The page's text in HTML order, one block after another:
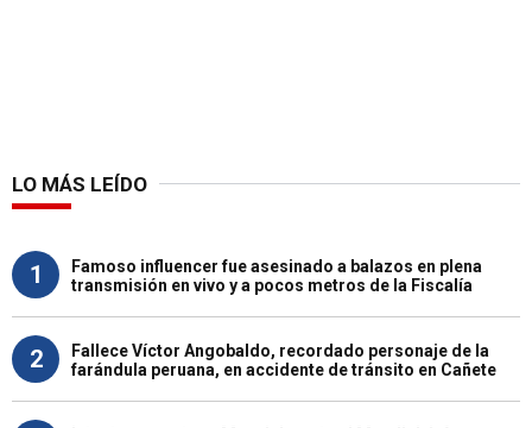
LO MÁS LEÍDO
1
Famoso influencer fue asesinado a balazos en plena
transmisión en vivo y a pocos metros de la Fiscalía
2
Fallece Víctor Angobaldo, recordado personaje de la
farándula peruana, en accidente de tránsito en Cañete